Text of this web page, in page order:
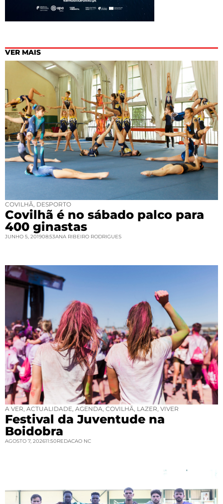
VER MAIS
COVILHÃ, DESPORTO
Covilhã é no sábado palco para
400 ginastas
JUNHO 5, 201908:53ANA RIBEIRO RODRIGUES
A VER, ACTUALIDADE, AGENDA, COVILHÃ, LAZER, VIVER
Festival da Juventude na
Boidobra
AGOSTO 7, 202611:50REDACAO NC